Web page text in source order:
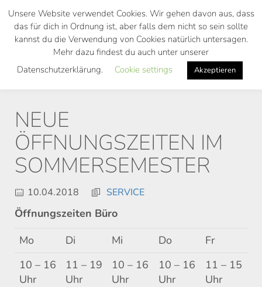
Skip
main
NEUE
ÖFFNUNGSZEITEN IM
SOMMERSEMESTER
10.04.2018 SERVICE
Öffnungszeiten Büro
Mo
Di Mi Do
Fr
10 – 16
Uhr
11 – 19
Uhr
10 – 16
Uhr
10 – 16
Uhr
11 – 15
Uhr
Unsere Website verwendet Cookies. Wir gehen davon aus, dass
das für dich in Ordnung ist, aber falls dem nicht so sein sollte
kannst du die Verwendung von Cookies natürlich untersagen.
Mehr dazu findest du auch unter unserer
Datenschutzerklärung.
Cookie settings Akzeptieren